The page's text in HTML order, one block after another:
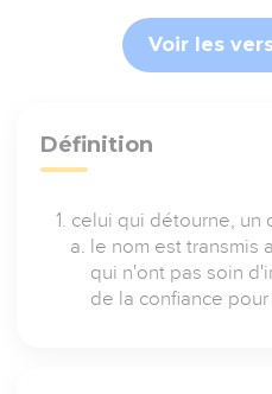
Voir les
Définition
celui qui détourne, un
le nom est transmis
qui n'ont pas soin
de la confiance